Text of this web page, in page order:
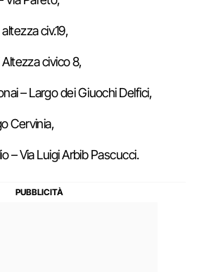
civ.19,
civico 8,
– Largo dei Giuochi Delfici,
Cervinia,
– Via Luigi Arbib Pascucci.